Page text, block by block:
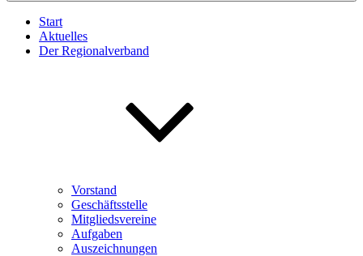
Start
Aktuelles
Der Regionalverband
Vorstand
Geschäftsstelle
Mitgliedsvereine
Aufgaben
Auszeichnungen